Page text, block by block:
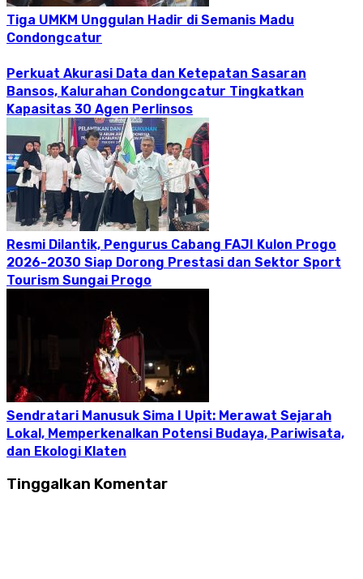
Tiga UMKM Unggulan Hadir di Semanis Madu
Condongcatur
Perkuat Akurasi Data dan Ketepatan Sasaran
Bansos, Kalurahan Condongcatur Tingkatkan
Kapasitas 30 Agen Perlinsos
Resmi Dilantik, Pengurus Cabang FAJI Kulon Progo
2026-2030 Siap Dorong Prestasi dan Sektor Sport
Tourism Sungai Progo
Sendratari Manusuk Sima I Upit: Merawat Sejarah
Lokal, Memperkenalkan Potensi Budaya, Pariwisata,
dan Ekologi Klaten
Tinggalkan Komentar